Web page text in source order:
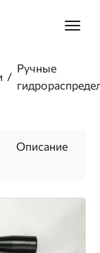
Главное
Ручные
Описание